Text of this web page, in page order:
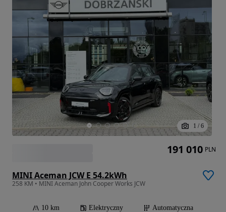
1 / 6
MINI Aceman JCW E 54.2kWh
258 KM • MINI Aceman John Cooper Works JCW
10 km Elektryczny
Automatyczna
191 010 PLN